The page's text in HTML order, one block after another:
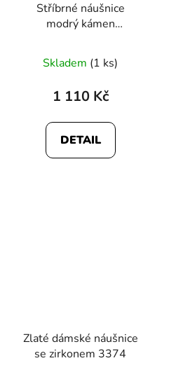
Stříbrné náušnice
modrý kámen
Skladem (1 ks)
1 110 Kč
DETAIL
Zlaté dámské náušnice
se zirkonem 3374